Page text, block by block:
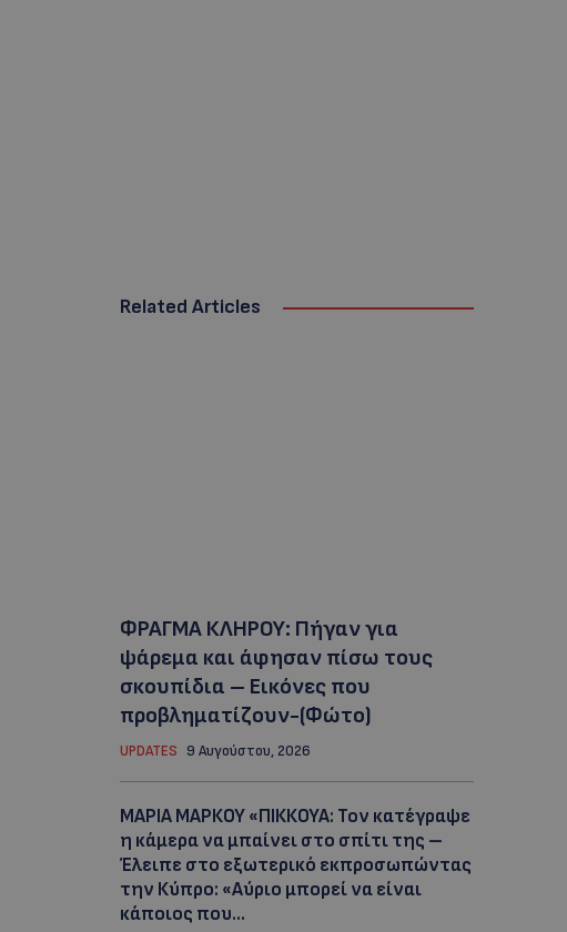
Related Articles
ΦΡΑΓΜΑ ΚΛΗΡΟΥ: Πήγαν για
ψάρεμα και άφησαν πίσω τους
σκουπίδια – Εικόνες που
προβληματίζουν-(Φώτο)
UPDATES 9 Αυγούστου, 2026
ΜΑΡΙΑ ΜΑΡΚΟΥ «ΠΙΚΚΟΥΑ: Τον κατέγραψε
η κάμερα να μπαίνει στο σπίτι της –
Έλειπε στο εξωτερικό εκπροσωπώντας
την Κύπρο: «Αύριο μπορεί να είναι
κάποιος που...